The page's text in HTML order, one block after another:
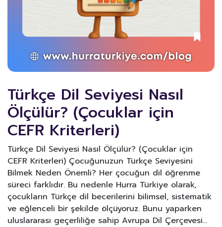
Türkçe Dil Seviyesi Nasıl
Ölçülür? (Çocuklar için
CEFR Kriterleri)
Türkçe Dil Seviyesi Nasıl Ölçülür? (Çocuklar için
CEFR Kriterleri) Çocuğunuzun Türkçe Seviyesini
Bilmek Neden Önemli? Her çocuğun dil öğrenme
süreci farklıdır. Bu nedenle Hurra Türkiye olarak,
çocukların Türkçe dil becerilerini bilimsel, sistematik
ve eğlenceli bir şekilde ölçüyoruz. Bunu yaparken
uluslararası geçerliliğe sahip Avrupa Dil Çerçevesi…